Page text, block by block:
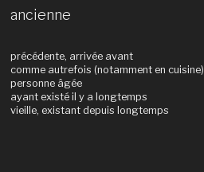
ancienne
précédente, arrivée avant
comme autrefois (notamment en cuisine)
personne âgée
ayant existé il y a longtemps
vieille, existant depuis longtemps